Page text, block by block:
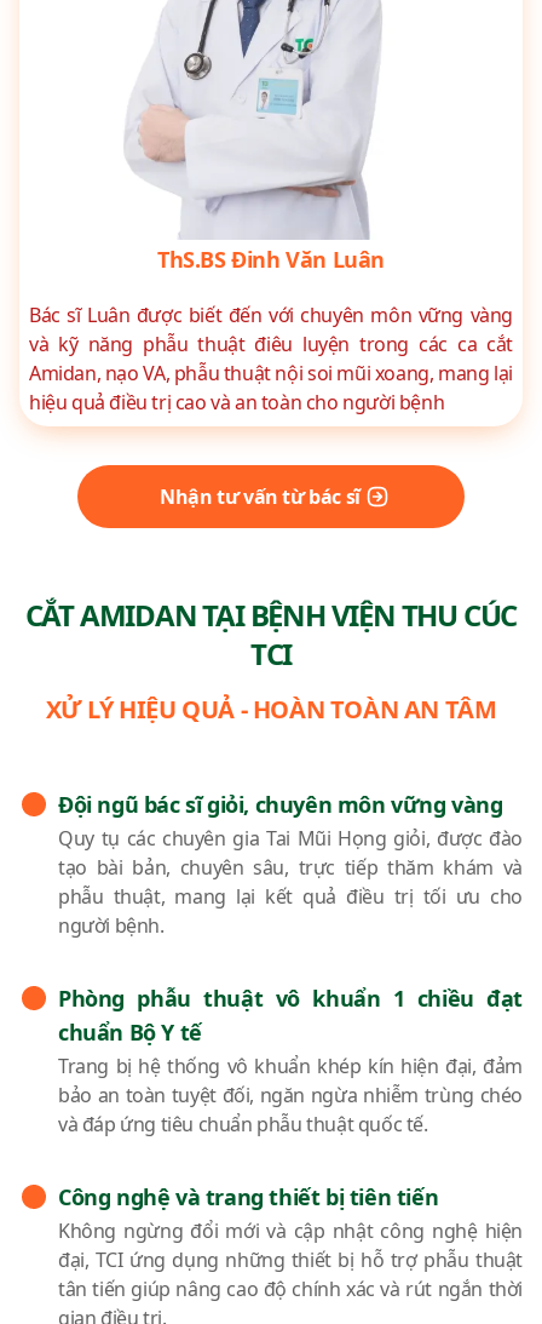
ThS.BS Đinh Văn Luân
Bác sĩ Luân được biết đến với chuyên môn vững vàng
và kỹ năng phẫu thuật điêu luyện trong các ca cắt
Amidan, nạo VA, phẫu thuật nội soi mũi xoang, mang lại
hiệu quả điều trị cao và an toàn cho người bệnh
Nhận tư vấn từ bác sĩ
CẮT AMIDAN TẠI BỆNH VIỆN THU CÚC
TCI
XỬ LÝ HIỆU QUẢ - HOÀN TOÀN AN TÂM
Đội ngũ bác sĩ giỏi, chuyên môn vững vàng
Quy tụ các chuyên gia Tai Mũi Họng giỏi, được đào
tạo bài bản, chuyên sâu, trực tiếp thăm khám và
phẫu thuật, mang lại kết quả điều trị tối ưu cho
người bệnh.
Phòng phẫu thuật vô khuẩn 1 chiều đạt
chuẩn Bộ Y tế
Trang bị hệ thống vô khuẩn khép kín hiện đại, đảm
bảo an toàn tuyệt đối, ngăn ngừa nhiễm trùng chéo
và đáp ứng tiêu chuẩn phẫu thuật quốc tế.
Công nghệ và trang thiết bị tiên tiến
Không ngừng đổi mới và cập nhật công nghệ hiện
đại, TCI ứng dụng những thiết bị hỗ trợ phẫu thuật
tân tiến giúp nâng cao độ chính xác và rút ngắn thời
gian điều trị.